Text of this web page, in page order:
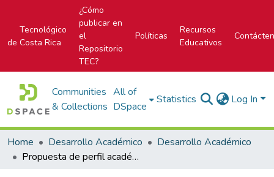
Tecnológico
de Costa Rica
¿Cómo
publicar en
el
Repositorio
TEC?
Políticas
Recursos
Educativos
Communities
& Collections
All of
DSpace
Statistics Log In
Home Desarrollo Académico
Desarrollo Académico
Propuesta de perfil académico-profesional de la persona graduada para la Licenciatura en Ingeniería Electrónica: informe técnico TR-CC-IE-01